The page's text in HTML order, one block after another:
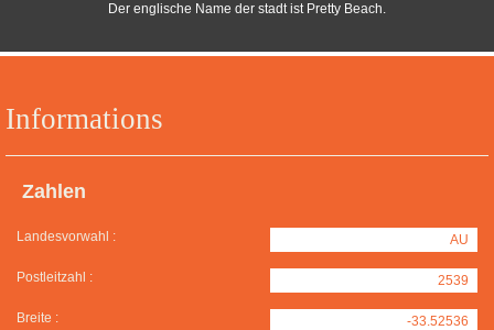
Informations
Zahlen
Landesvorwahl : AU
Postleitzahl : 2539
Breite : -33.52536
Der englische Name der stadt ist Pretty Beach.